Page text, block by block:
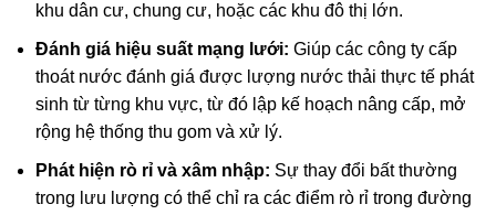
khu dân cư, chung cư, hoặc các khu đô thị lớn.
Đánh giá hiệu suất mạng lưới: Giúp các công ty cấp
thoát nước đánh giá được lượng nước thải thực tế phát
sinh từ từng khu vực, từ đó lập kế hoạch nâng cấp, mở
rộng hệ thống thu gom và xử lý.
Phát hiện rò rỉ và xâm nhập: Sự thay đổi bất thường
trong lưu lượng có thể chỉ ra các điểm rò rỉ trong đường